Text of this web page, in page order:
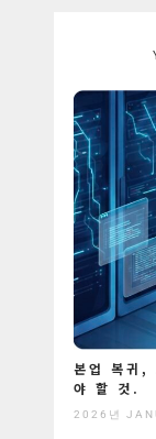
본업 복귀,
야 할 것.
2026년